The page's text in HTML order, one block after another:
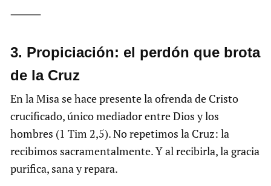
⸻
3.⁠ ⁠Propiciación: el perdón que brota
de la Cruz
En la Misa se hace presente la ofrenda de Cristo
crucificado, único mediador entre Dios y los
hombres (1 Tim 2,5). No repetimos la Cruz: la
recibimos sacramentalmente. Y al recibirla, la gracia
purifica, sana y repara.